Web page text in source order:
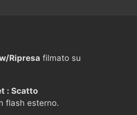
Ripresa filmato su
: Scatto
flash esterno.